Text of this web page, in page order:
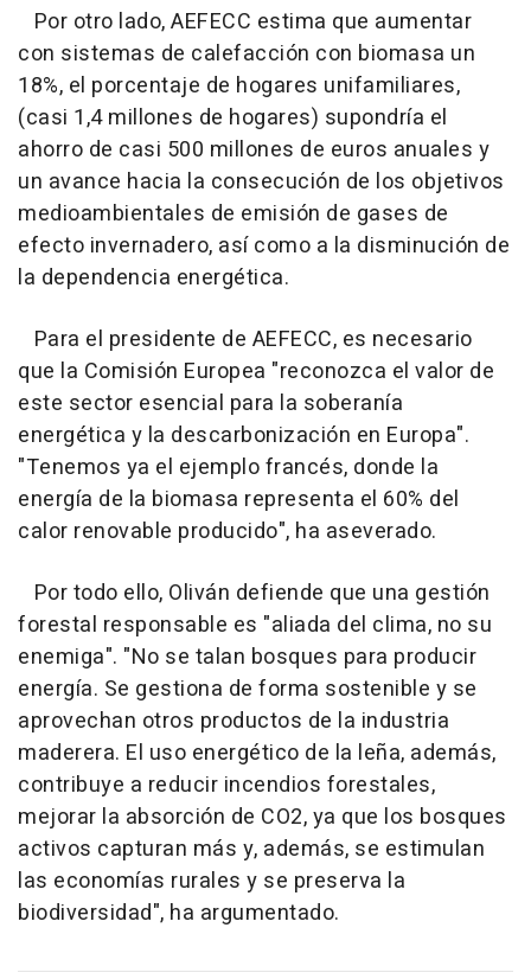
Por otro lado, AEFECC estima que aumentar
con sistemas de calefacción con biomasa un
18%, el porcentaje de hogares unifamiliares,
(casi 1,4 millones de hogares) supondría el
ahorro de casi 500 millones de euros anuales y
un avance hacia la consecución de los objetivos
medioambientales de emisión de gases de
efecto invernadero, así como a la disminución de
la dependencia energética.
Para el presidente de AEFECC, es necesario
que la Comisión Europea "reconozca el valor de
este sector esencial para la soberanía
energética y la descarbonización en Europa".
"Tenemos ya el ejemplo francés, donde la
energía de la biomasa representa el 60% del
calor renovable producido", ha aseverado.
Por todo ello, Oliván defiende que una gestión
forestal responsable es "aliada del clima, no su
enemiga". "No se talan bosques para producir
energía. Se gestiona de forma sostenible y se
aprovechan otros productos de la industria
maderera. El uso energético de la leña, además,
contribuye a reducir incendios forestales,
mejorar la absorción de CO2, ya que los bosques
activos capturan más y, además, se estimulan
las economías rurales y se preserva la
biodiversidad", ha argumentado.